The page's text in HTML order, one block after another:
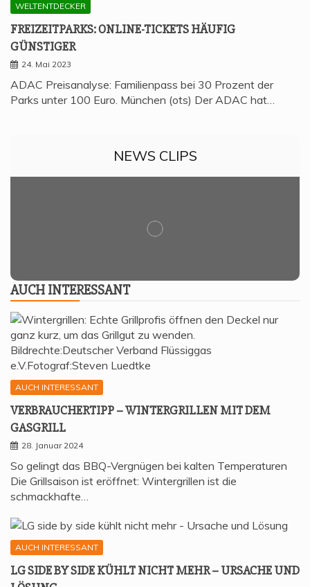
WELTENTDECKER
FREI­ZEIT­PARKS: ONLINE-TICKETS HÄU­FIG
GÜNSTIGER
24. Mai 2023
ADAC Preisanalyse: Familienpass bei 30 Prozent der
Parks unter 100 Euro. München (ots) Der ADAC hat…
NEWS CLIPS
AUCH INTER­ES­SANT
AUCH INTERESSANT
VER­BRAU­CHER­TIPP – WIN­TER­GRIL­LEN MIT DEM
GASGRILL
28. Januar 2024
So gelingt das BBQ-Vergnügen bei kalten Temperaturen
Die Grillsaison ist eröffnet: Wintergrillen ist die
schmackhafte…
AUCH INTERESSANT
LG SIDE BY SIDE KÜHLT NICHT MEHR – URSA­CHE UND